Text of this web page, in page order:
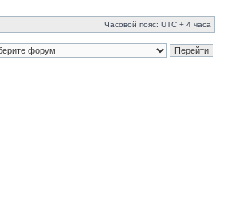
Часовой пояс: UTC + 4 часа